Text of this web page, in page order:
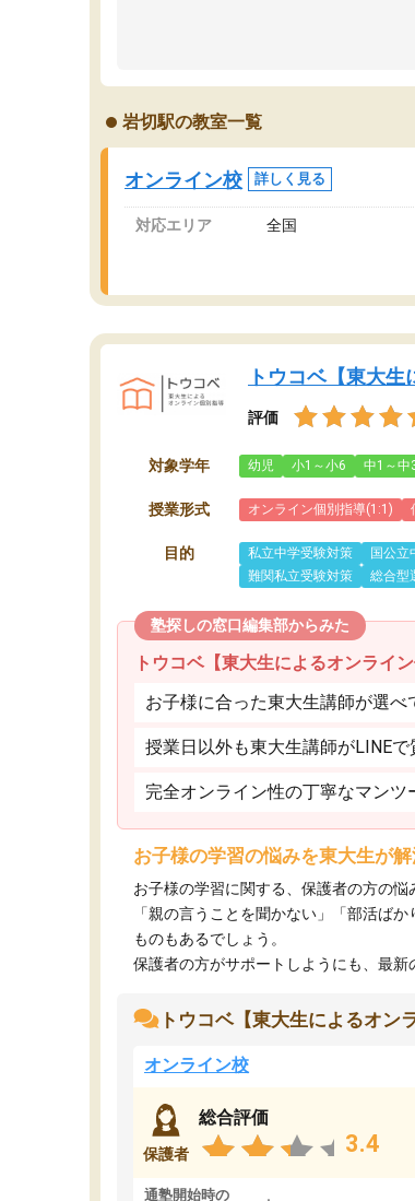
岩切駅の教室一覧
オンライン校 詳しく見る
対応エリア 全国
トウコベ【東大生
評価
対象学年 幼児 小1～小6 中1～中
授業形式 オンライン個別指導(1:1)
目的 私立中学受験対策 国公立
難関私立受験対策
総合型
塾探しの窓口編集部からみた
トウコベ【東大生によるオンライ
お子様に合った東大生講師が選べ
授業日以外も東大生講師がLINEで
完全オンライン性の丁寧なマンツ
お子様の学習の悩みを東大生が
お子様の学習に関する、保護者の方の悩
「親の言うことを聞かない」「部活ば
ものもあるでしょう。
保護者の方がサポートしようにも、最新
トウコベ【東大生によるオン
オンライン校
保護者
総合評価
3.4
通塾開始時の